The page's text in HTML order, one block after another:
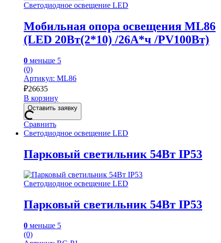
Светодиодное освещение LED
Мобильная опора освещения ML86
(LED 20Вт(2*10) /26А*ч /PV100Вт)
0 меньше 5
(0)
Артикул: ML86
₽26635
В корзину
Оставить заявку
Сравнить
Светодиодное освещение LED
Парковый светильник 54Вт IP53
Светодиодное освещение LED
Парковый светильник 54Вт IP53
0 меньше 5
(0)